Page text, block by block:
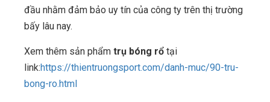
đầu nhằm đảm bảo uy tín của công ty trên thị trường
bấy lâu nay.
Xem thêm sản phẩm trụ bóng rổ tại
link:https://thientruongsport.com/danh-muc/90-tru-
bong-ro.html